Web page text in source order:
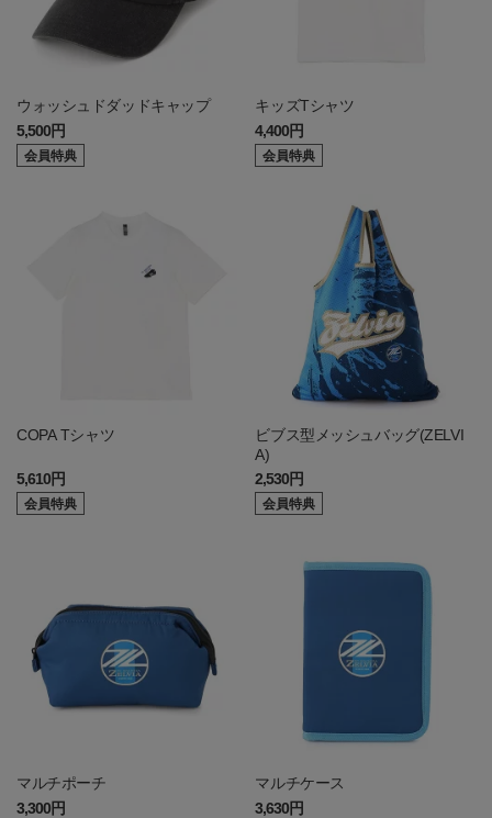
ウォッシュドダッドキャップ
5,500円
会員特典
キッズTシャツ
4,400円
会員特典
COPA Tシャツ
5,610円
会員特典
ビブス型メッシュバッグ(ZELVI
A)
2,530円
会員特典
マルチポーチ
3,300円
マルチケース
3,630円